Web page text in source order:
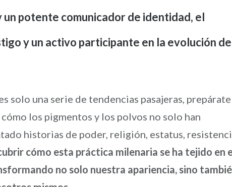
potente comunicador de identidad, el
y un activo participante en la evolución de
solo una serie de tendencias pasajeras, prepárate
los pigmentos y los polvos no solo han
historias de poder, religión, estatus,
cómo esta práctica milenaria se ha tejido en
no solo nuestra apariencia, sino